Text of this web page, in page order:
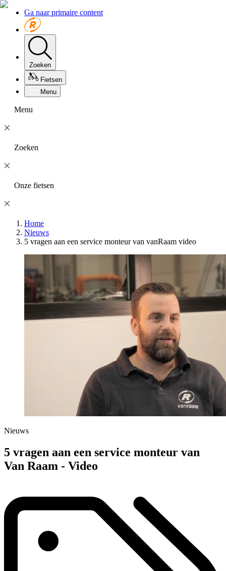
Ga naar primaire content
Zoeken
Fietsen
Menu
Menu
Zoeken
Onze fietsen
Home
Nieuws
5 vragen aan een service monteur van vanRaam video
Nieuws
5 vragen aan een service monteur van
Van Raam - Video